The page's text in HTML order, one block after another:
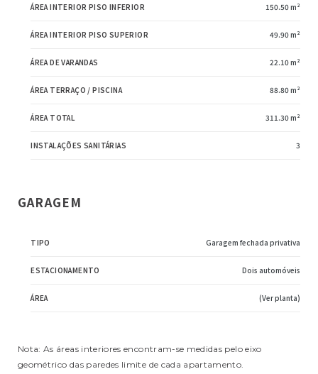
ÁREA INTERIOR PISO INFERIOR 150.50 m²
ÁREA INTERIOR PISO SUPERIOR 49.90 m²
ÁREA DE VARANDAS 22.10 m²
ÁREA TERRAÇO / PISCINA 88.80 m²
ÁREA TOTAL 311.30 m²
INSTALAÇÕES SANITÁRIAS 3
GARAGEM
TIPO Garagem fechada privativa
ESTACIONAMENTO Dois automóveis
ÁREA (Ver planta)
Nota: As áreas interiores encontram-se medidas pelo eixo
geométrico das paredes limite de cada apartamento.